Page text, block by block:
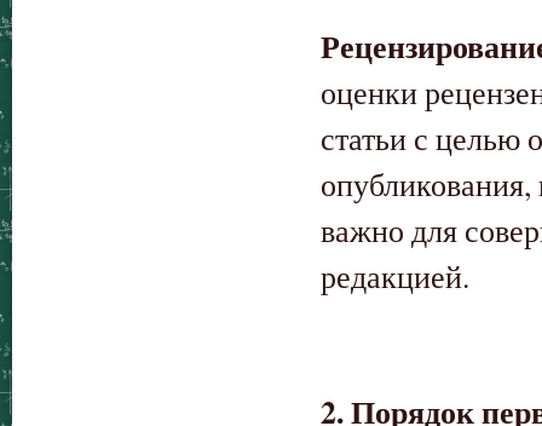
оценки
статьи с целью
опубликования,
важно для
редакцией.
2. Порядок